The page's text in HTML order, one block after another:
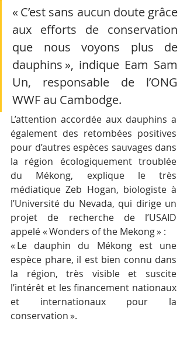
« C’est sans aucun doute grâce
aux efforts de conservation
que nous voyons plus de
dauphins », indique Eam Sam
Un, responsable de l’ONG
WWF au Cambodge.
L’attention accordée aux dauphins a
également des retombées positives
pour d’autres espèces sauvages dans
la région écologiquement troublée
du Mékong, explique le très
médiatique Zeb Hogan, biologiste à
l’Université du Nevada, qui dirige un
projet de recherche de l’USAID
appelé « Wonders of the Mekong » :
« Le dauphin du Mékong est une
espèce phare, il est bien connu dans
la région, très visible et suscite
l’intérêt et les financement nationaux
et internationaux pour la
conservation ».